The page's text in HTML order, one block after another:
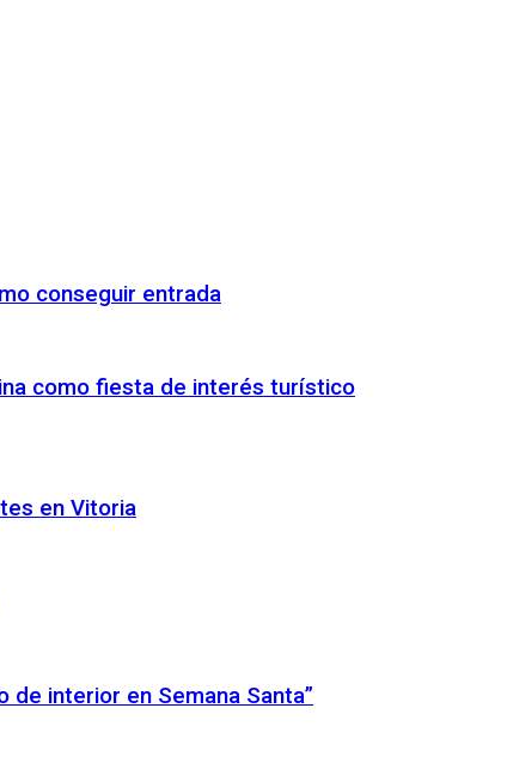
conseguir entrada
como fiesta de interés turístico
en Vitoria
de interior en Semana Santa”